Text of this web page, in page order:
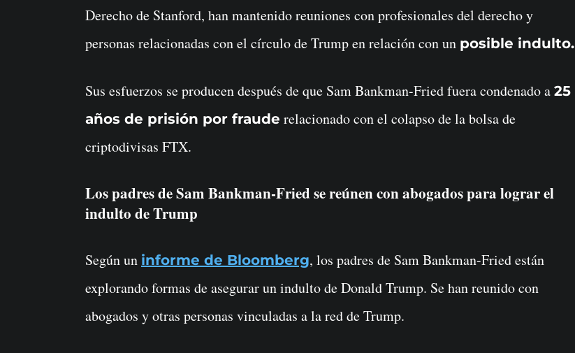
Derecho de Stanford, han mantenido reuniones con profesionales del derecho y
personas relacionadas con el círculo de Trump en relación con un posible indulto.
Sus esfuerzos se producen después de que Sam Bankman-Fried fuera condenado a 25
años de prisión por fraude relacionado con el colapso de la bolsa de
criptodivisas FTX.
Los padres de Sam Bankman-Fried se reúnen con abogados para lograr el
indulto de Trump
Según un informe de Bloomberg, los padres de Sam Bankman-Fried están
explorando formas de asegurar un indulto de Donald Trump. Se han reunido con
abogados y otras personas vinculadas a la red de Trump.